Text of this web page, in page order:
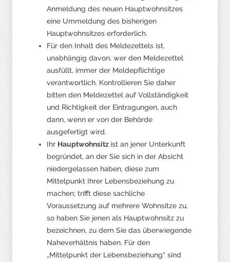
Anmeldung des neuen Hauptwohnsitzes
eine Ummeldung des bisherigen
Hauptwohnsitzes erforderlich.
Für den Inhalt des Meldezettels ist,
unabhängig davon, wer den Meldezettel
ausfüllt, immer der Meldepflichtige
verantwortlich. Kontrollieren Sie daher
bitten den Meldezettel auf Vollständigkeit
und Richtigkeit der Eintragungen, auch
dann, wenn er von der Behörde
ausgefertigt wird.
Ihr Hauptwohnsitz ist an jener Unterkunft
begründet, an der Sie sich in der Absicht
niedergelassen haben, diese zum
Mittelpunkt Ihrer Lebensbeziehung zu
machen; trifft diese sachliche
Voraussetzung auf mehrere Wohnsitze zu,
so haben Sie jenen als Hauptwohnsitz zu
bezeichnen, zu dem Sie das überwiegende
Naheverhältnis haben. Für den
„Mittelpunkt der Lebensbeziehung“ sind